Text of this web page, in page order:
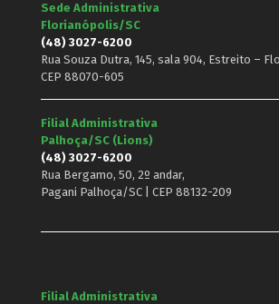
Sede Administrativa
Florianópolis/SC
(48) 3027-6200
Rua Souza Dutra, 145, sala 904, Estreito –
CEP 88070-605
Filial Administrativa
Palhoça/SC (Lions)
(48) 3027-6200
Rua Bergamo, 50, 2º andar,
Pagani Palhoça/SC | CEP 88132-209
Filial Administrativa